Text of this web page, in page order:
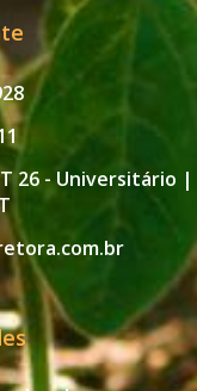
26 - Universitário |